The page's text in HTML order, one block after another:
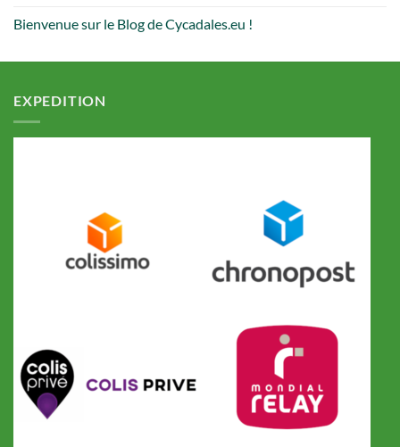
Bienvenue sur le Blog de Cycadales.eu !
EXPEDITION